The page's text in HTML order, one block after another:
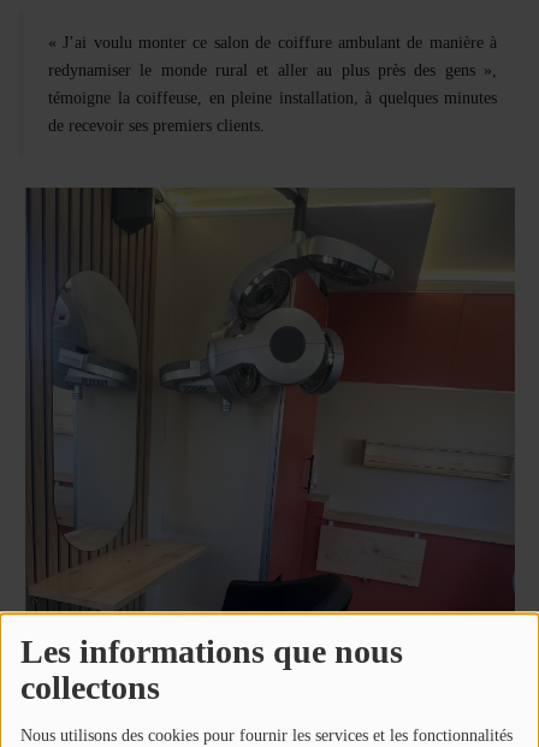
Les informations que nous
collectons
Nous utilisons des cookies pour fournir les services et les fonctionnalités
« J’ai voulu monter ce salon de coiffure ambulant de manière à
redynamiser le monde rural et aller au plus près des gens »,
témoigne la coiffeuse, en pleine installation, à quelques minutes
de recevoir ses premiers clients.